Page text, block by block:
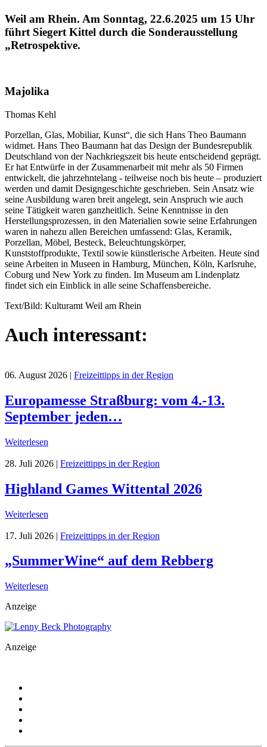
Weil am Rhein. Am Sonntag, 22.6.2025 um 15 Uhr
führt Siegert Kittel durch die Sonderausstellung
„Retrospektive.
Majolika
Thomas Kehl
Porzellan, Glas, Mobiliar, Kunst“, die sich Hans Theo Baumann
widmet. Hans Theo Baumann hat das Design der Bundesrepublik
Deutschland von der Nachkriegszeit bis heute entscheidend geprägt.
Er hat Entwürfe in der Zusammenarbeit mit mehr als 50 Firmen
entwickelt, die jahrzehntelang - teilweise noch bis heute – produziert
werden und damit Designgeschichte geschrieben. Sein Ansatz wie
seine Ausbildung waren breit angelegt, sein Anspruch wie auch
seine Tätigkeit waren ganzheitlich. Seine Kenntnisse in den
Herstellungsprozessen, in den Materialien sowie seine Erfahrungen
waren in nahezu allen Bereichen umfassend: Glas, Keramik,
Porzellan, Möbel, Besteck, Beleuchtungskörper,
Kunststoffprodukte, Textil sowie künstlerische Arbeiten. Heute sind
seine Arbeiten in Museen in Hamburg, München, Köln, Karlsruhe,
Coburg und New York zu finden. Im Museum am Lindenplatz
findet sich ein Einblick in alle seine Schaffensbereiche.
Text/Bild: Kulturamt Weil am Rhein
Auch interessant:
06. August 2026 | Freizeittipps in der Region
Europamesse Straßburg: vom 4.-13.
September jeden…
Weiterlesen
28. Juli 2026 | Freizeittipps in der Region
Highland Games Wittental 2026
Weiterlesen
17. Juli 2026 | Freizeittipps in der Region
„SummerWine“ auf dem Rebberg
Weiterlesen
Anzeige
Anzeige